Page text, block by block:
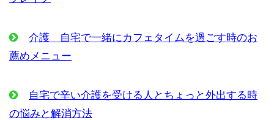
介護 自宅で一緒にカフェタイムを過ごす時のお
薦めメニュー
自宅で辛い介護を受ける人とちょっと外出する時
の悩みと解消方法